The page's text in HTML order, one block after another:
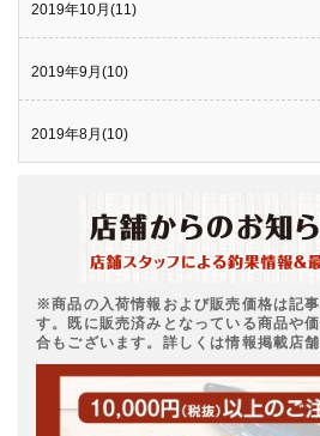
2019年10月(11)
2019年9月(10)
2019年8月(10)
※商品の入荷情報および販売価格は記
す。既に販売済みとなっている商品や
合もございます。詳しくは情報掲載店